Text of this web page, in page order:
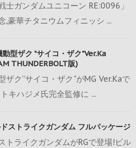
士ガンダムユニコーン RE:0096」
,豪華チタニウムフィニッシ ...
動型ザク "サイコ・ザク"Ver.Ka
THUNDERBOLT版)
ザク“サイコ・ザク"がMG Ver.Kaで
キハジメ氏完全監修に ...
ドストライクガンダム フルパッケージ
トライクガンダムがRGで登場!ビル